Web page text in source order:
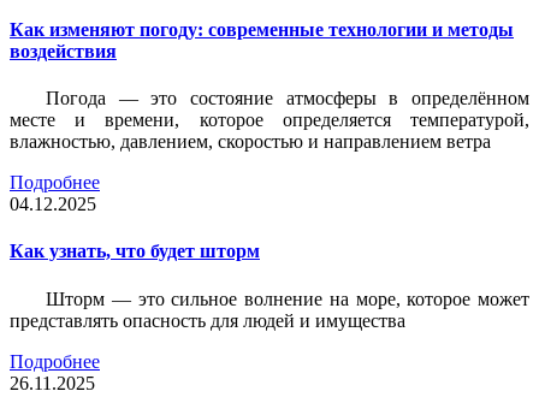
Как изменяют погоду: современные технологии и методы
воздействия
Погода — это состояние атмосферы в определённом
месте и времени, которое определяется температурой,
влажностью, давлением, скоростью и направлением ветра
Подробнее
04.12.2025
Как узнать, что будет шторм
Шторм — это сильное волнение на море, которое может
представлять опасность для людей и имущества
Подробнее
26.11.2025